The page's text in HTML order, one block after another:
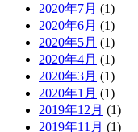
2020年7月 (1)
2020年6月 (1)
2020年5月 (1)
2020年4月 (1)
2020年3月 (1)
2020年1月 (1)
2019年12月 (1)
2019年11月 (1)